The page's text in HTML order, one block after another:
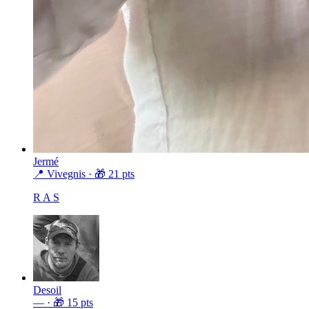
Jermé
📍 Vivegnis · 🎁 21 pts
R A S
Desoil
— · 🎁 15 pts